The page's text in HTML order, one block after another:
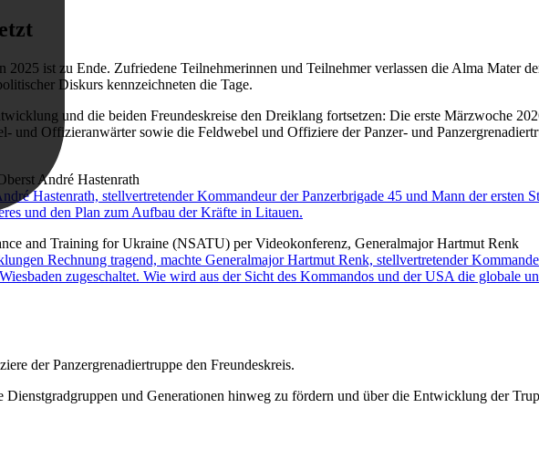
ist zu Ende. Zufriedene Teilnehmerinnen und Teilnehmer verlassen die Alma Mater
Diskurs kennzeichneten die Tage.
und die beiden Freundeskreise den Dreiklang fortsetzen: Die erste Märzwoche
und Offizieranwärter sowie die Feldwebel und Offiziere der Panzer- und
Hastenrath, stellvertretender Kommandeur der Panzerbrigade 45 und Mann der ersten
und den Plan zum Aufbau der Kräfte in Litauen.
Rechnung tragend, machte Generalmajor Hartmut Renk, stellvertretender
zugeschaltet. Wie wird aus der Sicht des Kommandos und der USA die globale
der Panzergrenadiertruppe den Freundeskreis.
Dienstgradgruppen und Generationen hinweg zu fördern und über die Entwicklung der